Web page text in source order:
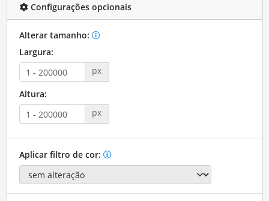
Configurações opcionais
Alterar tamanho:
Largura:
px
Altura:
px
Aplicar filtro de cor: